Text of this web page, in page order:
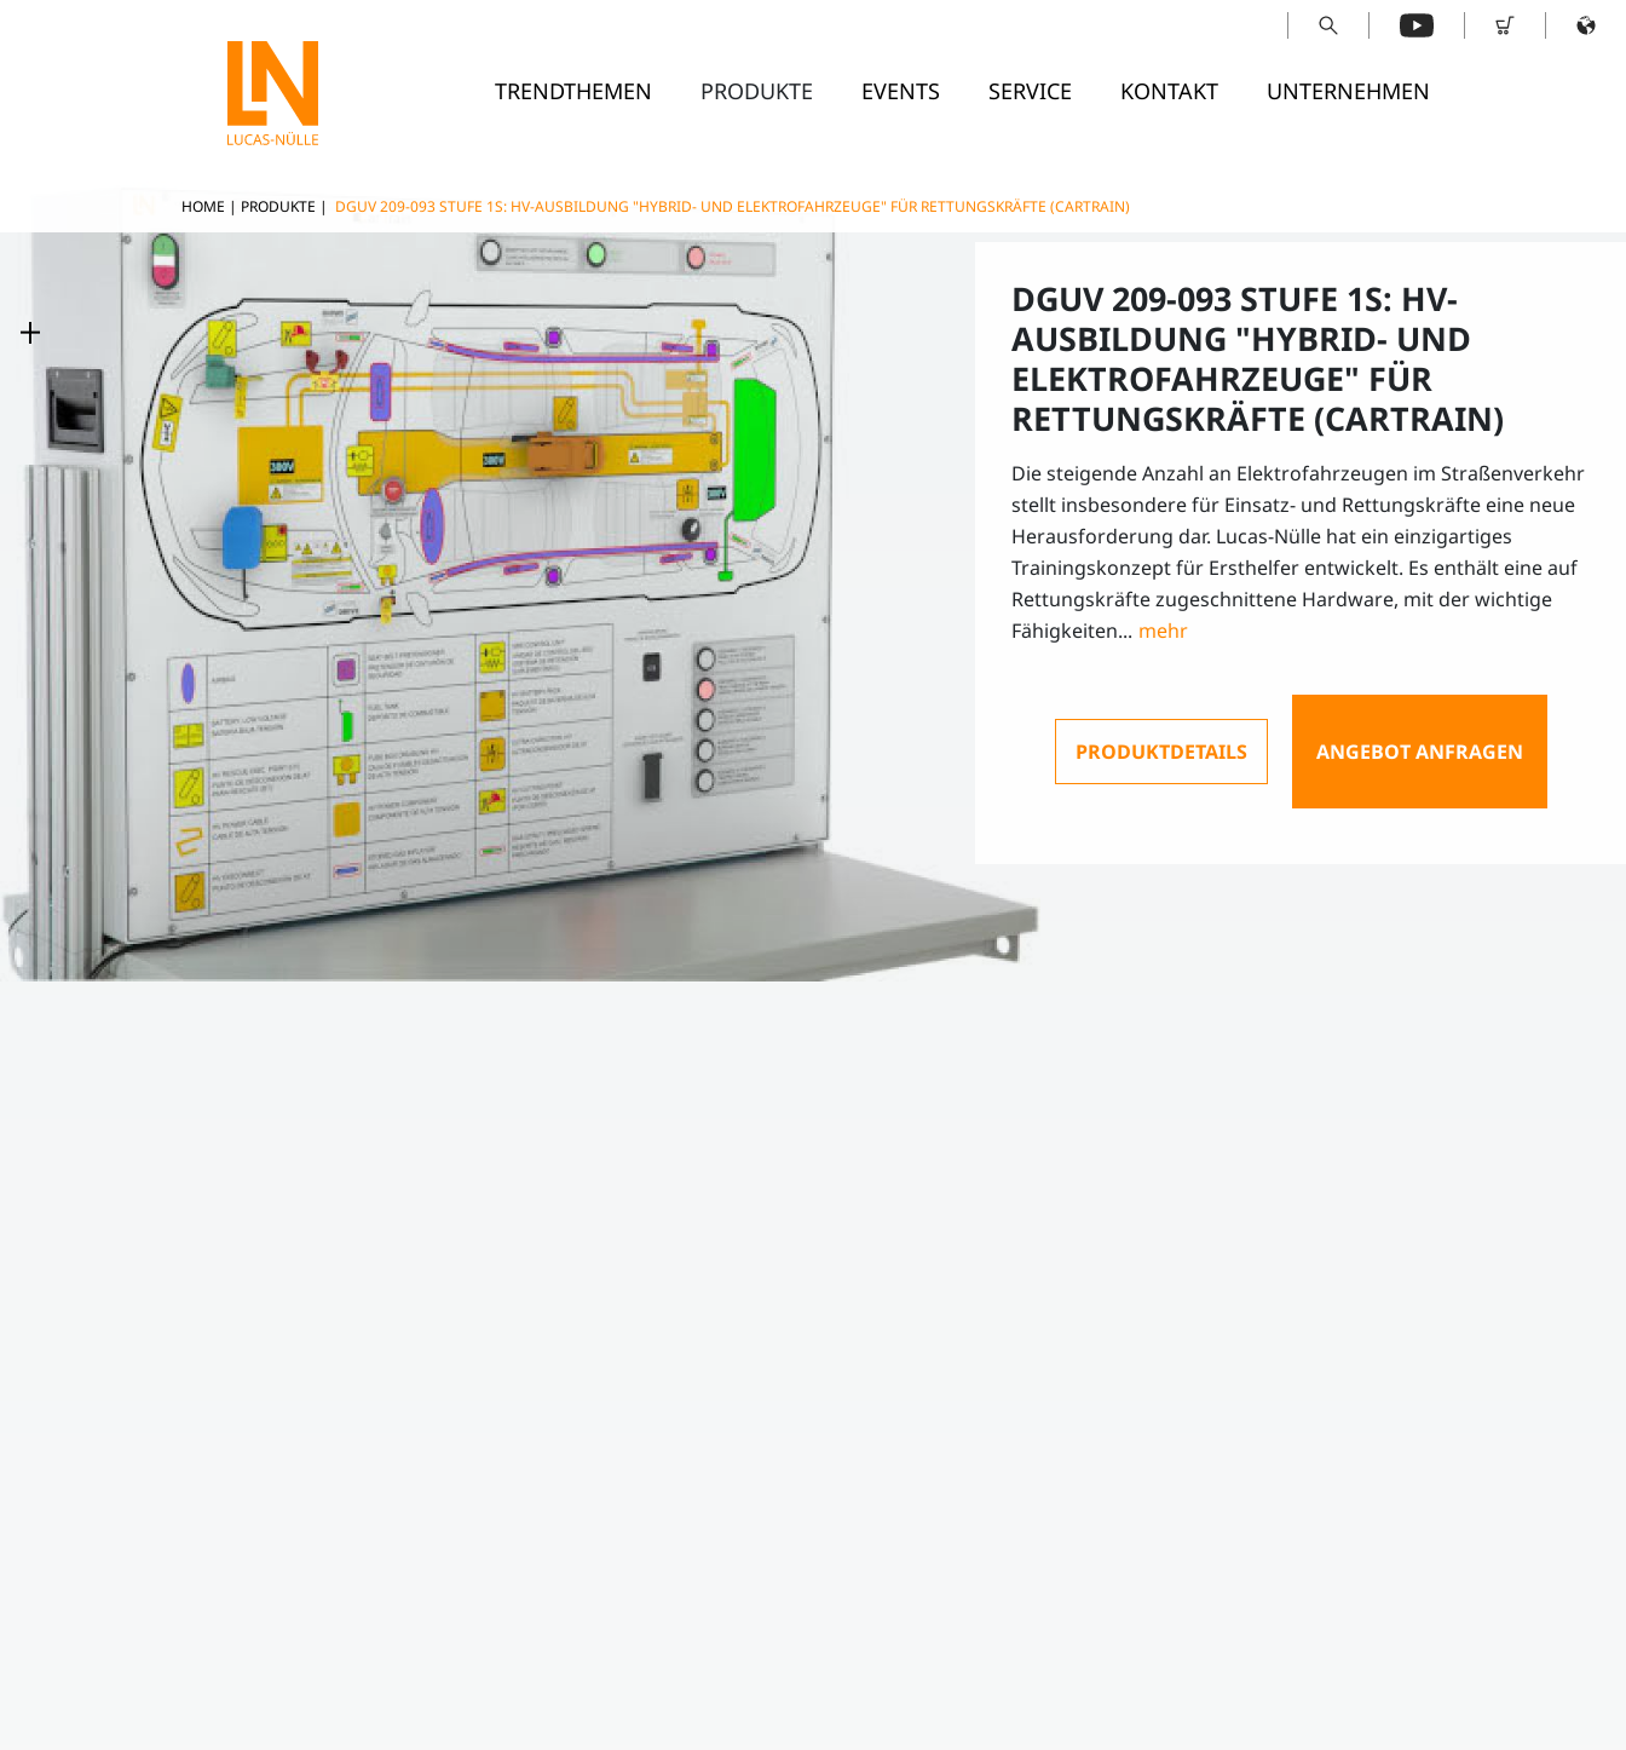
TRENDTHEMEN PRODUKTE EVENTS SERVICE KONTAKT UNTERNEHMEN
HOME | PRODUKTE | DGUV 209-093 STUFE 1S: HV-AUSBILDUNG "HYBRID- UND ELEKTROFAHRZEUGE" FÜR RETTUNGSKRÄFTE (CARTRAIN)
DGUV 209-093 STUFE 1S: HV-
AUSBILDUNG "HYBRID- UND
ELEKTROFAHRZEUGE" FÜR
RETTUNGSKRÄFTE (CARTRAIN)
Die steigende Anzahl an Elektrofahrzeugen im Straßenverkehr
stellt insbesondere für Einsatz- und Rettungskräfte eine neue
Herausforderung dar. Lucas-Nülle hat ein einzigartiges
Trainingskonzept für Ersthelfer entwickelt. Es enthält eine auf
Rettungskräfte zugeschnittene Hardware, mit der wichtige
Fähigkeiten...
PRODUKTDETAILS ANGEBOT ANFRAGEN